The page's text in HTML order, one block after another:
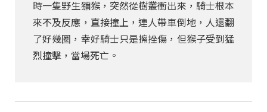
時一隻野生獼猴，突然從樹叢衝出來，騎士根本
來不及反應，直接撞上，連人帶車倒地，人還翻
了好幾圈，幸好騎士只是擦挫傷，但猴子受到猛
烈撞擊，當場死亡。